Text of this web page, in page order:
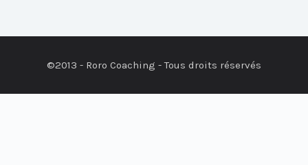
©2013 - Roro Coaching - Tous droits réservés